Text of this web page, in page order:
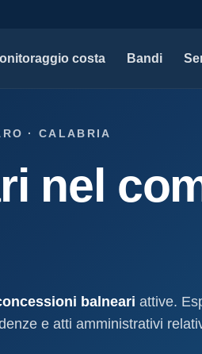
costa Bandi
tecnici, legali e PA.
marittimo.
I nostri
Open
· CALABRIA
nel
balneari attive.
e atti amministrativi